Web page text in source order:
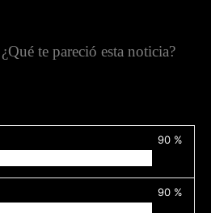
¿Qué te pareció esta noticia?
90 %
90 %